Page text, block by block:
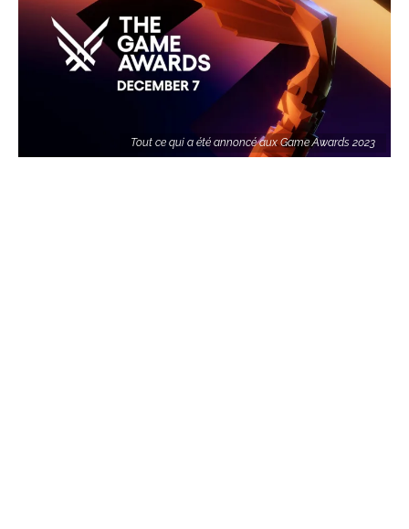
Tout ce qui a été annoncé aux Game Awards 2023